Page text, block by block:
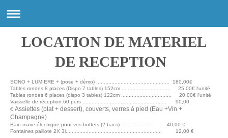
LOCATION DE MATERIEL
DE RECEPTION
SONO + LUMIERE + (pose + démo) ................................................ 180,00€
Tables rondes 8 places (Dispo 7 tables) 152cm................................. 25,00€ l'unité
Tables rondes 6 places (dispo 3 tables) 122cm ................................. 20,00€ l'unité
Vaisselle de réception 60 pers ....................................................... 90,00
€ Assiettes (plat + dessert), couverts, verres à pied (Eau +Vin +
Champagne)
Bain-marie électrique pour vos buffets (2 bacs) ...................... 40,00 €
Fontaines paillote 2X 3l............................................................... 12,00 €